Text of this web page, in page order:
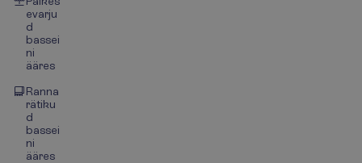
evarju
d
bassei
ni
ääres
Ranna
rätiku
d
bassei
ni
ääres